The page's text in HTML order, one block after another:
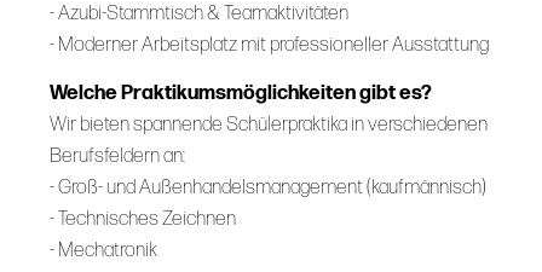
- Azubi-Stammtisch & Teamaktivitäten
- Moderner Arbeitsplatz mit professioneller Ausstattung
Welche Praktikumsmöglichkeiten gibt es?
Wir bieten spannende Schülerpraktika in verschiedenen
Berufsfeldern an:
- Groß- und Außenhandelsmanagement (kaufmännisch)
- Technisches Zeichnen
- Mechatronik